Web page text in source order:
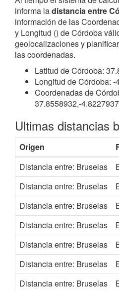
informa ladistancia entre
información de las
y Longitud () de Córdoba
geolocalizaciones y
las coordenadas.
Latitud de Córdoba:
Longitud de Córdoba: -
Coordenadas de
37.8558932,-4.8227937
Ultimas distancias
Origen
Distancia entre: Bruselas
Distancia entre: Bruselas
Distancia entre: Bruselas
Distancia entre: Bruselas
Distancia entre: Bruselas
Distancia entre: Bruselas
Distancia entre: Bruselas